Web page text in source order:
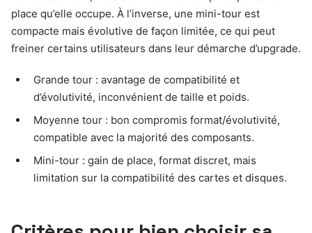
place qu’elle occupe. À l’inverse, une mini-tour est
compacte mais évolutive de façon limitée, ce qui peut
freiner certains utilisateurs dans leur démarche d’upgrade.
Grande tour : avantage de compatibilité et
d’évolutivité, inconvénient de taille et poids.
Moyenne tour : bon compromis format/évolutivité,
compatible avec la majorité des composants.
Mini-tour : gain de place, format discret, mais
limitation sur la compatibilité des cartes et disques.